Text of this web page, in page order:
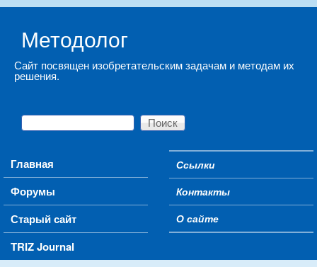
Методолог
Сайт посвящен изобретательским задачам и методам их
решения.
Форма поиска
Поиск
Main menu
Главная
Форумы
Старый сайт
TRIZ Journal
Secondary menu
Ссылки
Контакты
О сайте